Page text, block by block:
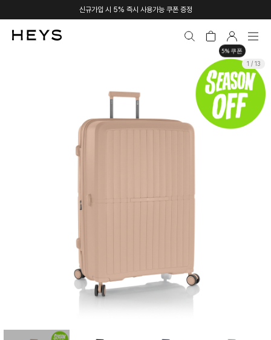
신규가입 시 5% 즉시 사용가능 쿠폰 증정
5% 쿠폰
1 / 13